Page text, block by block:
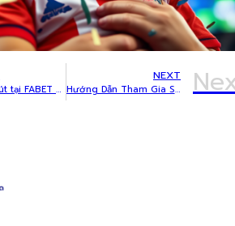
Cách nạp rút tại FABET hạn chế lỗi giao dịch lần đầu
NEXT
Hướng Dẫn Tham Gia SKY88 Cho Người Mới Tìm Hiểu Nhà Cái